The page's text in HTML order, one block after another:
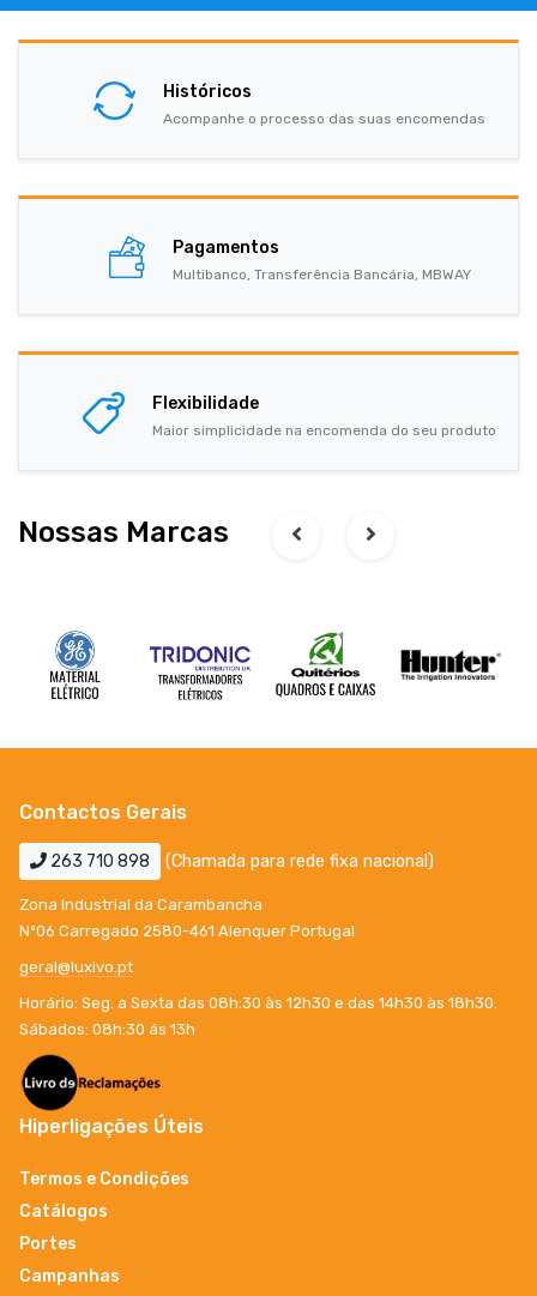
Históricos
Acompanhe o processo das suas encomendas
Pagamentos
Multibanco, Transferência Bancária, MBWAY
Flexibilidade
Maior simplicidade na encomenda do seu produto
Nossas Marcas
Contactos Gerais
263 710 898 (Chamada para rede fixa nacional)
Zona Industrial da Carambancha
Nº06 Carregado 2580-461 Alenquer Portugal
geral@luxivo.pt
Horário: Seg. a Sexta das 08h:30 às 12h30 e das 14h30 às 18h30.
Sábados: 08h:30 ás 13h
Hiperligações Úteis
Termos e Condições
Catálogos
Portes
Campanhas